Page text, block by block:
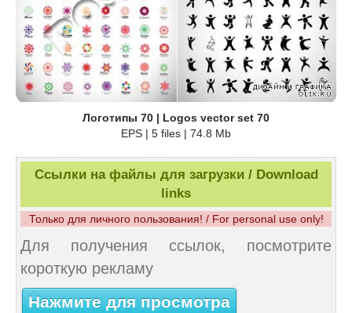
Логотипы 70 | Logos vector set 70
EPS | 5 files | 74.8 Mb
Ссылки на файлы для загрузки / Download
links
Только для личного пользования! / For personal use only!
Для получения ссылок, посмотрите
короткую рекламу
Нажмите для просмотра